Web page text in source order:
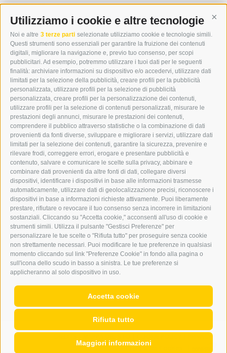
Utilizziamo i cookie e altre tecnologie
Noi e altre 3 terze parti selezionate utilizziamo cookie e tecnologie simili.
Questi strumenti sono essenziali per garantire la fruizione dei contenuti
digitali, migliorare la navigazione e, previo tuo consenso, per scopi
pubblicitari. Ad esempio, potremmo utilizzare i tuoi dati per le seguenti
finalità: archiviare informazioni su dispositivo e/o accedervi, utilizzare dati
limitati per la selezione della pubblicità, creare profili per la pubblicità
personalizzata, utilizzare profili per la selezione di pubblicità
personalizzata, creare profili per la personalizzazione dei contenuti,
utilizzare profili per la selezione di contenuti personalizzati, misurare le
prestazioni degli annunci, misurare le prestazioni dei contenuti,
comprendere il pubblico attraverso statistiche o la combinazione di dati
provenienti da fonti diverse, sviluppare e migliorare i servizi, utilizzare dati
limitati per la selezione dei contenuti, garantire la sicurezza, prevenire e
rilevare frodi, correggere errori, erogare e presentare pubblicità e
contenuto, salvare e comunicare le scelte sulla privacy, abbinare e
combinare dati provenienti da altre fonti di dati, collegare diversi
dispositivi, identificare i dispositivi in base alle informazioni trasmesse
automaticamente, utilizzare dati di geolocalizzazione precisi, riconoscere i
dispositivi in base a informazioni richieste attivamente. Puoi liberamente
prestare, rifiutare o revocare il tuo consenso senza incorrere in limitazioni
sostanziali. Cliccando su "Accetta cookie," acconsenti all'uso di cookie e
strumenti simili. Utilizza il pulsante "Gestisci Preferenze" per
personalizzare le tue scelte o "Rifiuta tutto" per proseguire senza cookie
non strettamente necessari. Puoi modificare le tue preferenze in qualsiasi
momento cliccando sul link "Preferenze Cookie" in fondo alla pagina o
sull'icona dello scudo in basso a sinistra. Le tue preferenze si
applicheranno al solo dispositivo in uso.
Accetta cookie
Rifiuta tutto
Maggiori informazioni
WIPP-MEDIA GMBH
DER ERKER
I-39049 VIPITENO
TEL.: +39 0472 766876
GRAFIK@DERERKER.IT
INFO@DERERKER.IT
BARBARA.FONTANA@DERERKER.IT
ERKER
PUBBLICITÀ NELL’ERKER
PUBBLICITÀ ONLINE
ADDEBITO DIRETTO SEPA
REGOLAMENTO COMMENTI
ONLINE VOTING
SERVICE
EVENTI
ANNUNCI
LINK UTILI
METEO
WEBCAM
VIDEO
NECROLOGI
|
Preferenze Cookies